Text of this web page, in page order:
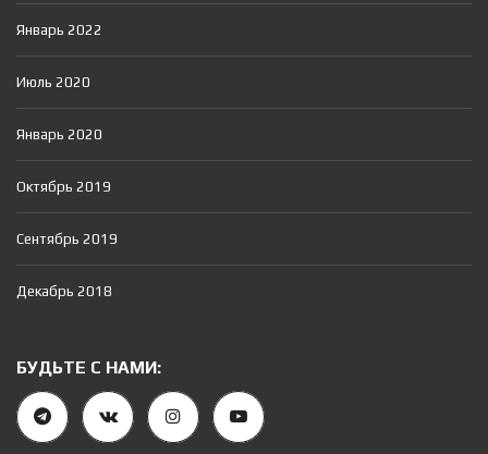
Январь 2022
Июль 2020
Январь 2020
Октябрь 2019
Сентябрь 2019
Декабрь 2018
БУДЬТЕ С НАМИ: